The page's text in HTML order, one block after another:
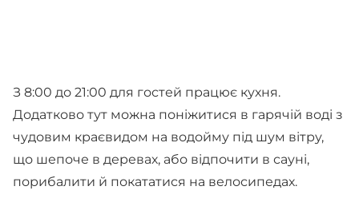
З 8:00 до 21:00 для гостей працює кухня.
Додатково тут можна поніжитися в гарячій воді з
чудовим краєвидом на водойму під шум вітру,
що шепоче в деревах, або відпочити в сауні,
порибалити й покататися на велосипедах.